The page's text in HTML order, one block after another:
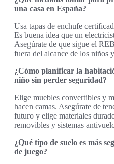
una casa en España?
Usa tapas de enchufe
Es buena idea que un
Asegúrate de que sigue el
fuera del alcance de los niños
¿Cómo planificar la
niño sin perder seguridad?
Elige muebles convertibles y
hacen camas. Asegúrate de
futuro y elige materiales
removibles y sistemas
¿Qué tipo de suelo es más
de juego?